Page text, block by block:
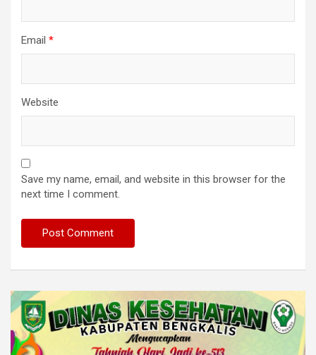
Email *
Website
Save my name, email, and website in this browser for the
next time I comment.